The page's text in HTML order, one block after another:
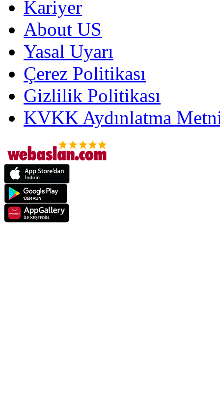
Kariyer
About US
Yasal Uyarı
Çerez Politikası
Gizlilik Politikası
KVKK Aydınlatma